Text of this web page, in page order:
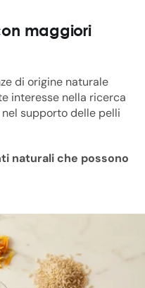
maggiori
di origine naturale
interesse nella ricerca
supporto delle pelli
naturali che possono